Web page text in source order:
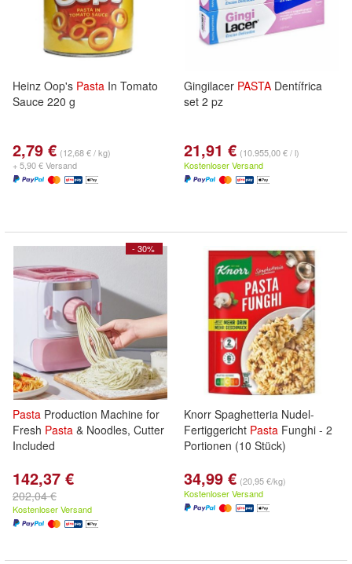
Heinz Oop's Pasta In Tomato
Sauce 220 g
2,79 € (12,68 € / kg)
+ 5,90 € Versand
Gingilacer PASTA Dentífrica
set 2 pz
21,91 € (10.955,00 € / l)
Kostenloser Versand
- 30%
Pasta Production Machine for
Fresh Pasta & Noodles, Cutter
Included
142,37 €
202,04 €
Kostenloser Versand
Knorr Spaghetteria Nudel-
Fertiggericht Pasta Funghi - 2
Portionen (10 Stück)
34,99 € (20,95 €/kg)
Kostenloser Versand